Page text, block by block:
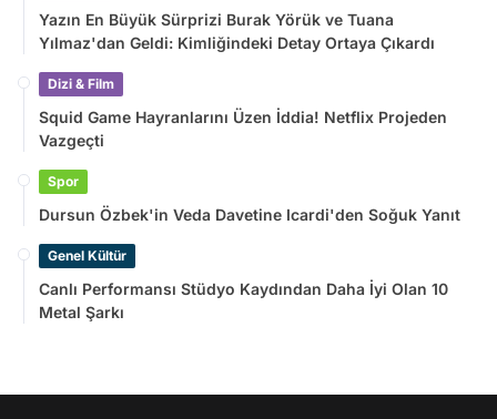
Yazın En Büyük Sürprizi Burak Yörük ve Tuana
Yılmaz'dan Geldi: Kimliğindeki Detay Ortaya Çıkardı
Dizi & Film
Squid Game Hayranlarını Üzen İddia! Netflix Projeden
Vazgeçti
Spor
Dursun Özbek'in Veda Davetine Icardi'den Soğuk Yanıt
Genel Kültür
Canlı Performansı Stüdyo Kaydından Daha İyi Olan 10
Metal Şarkı